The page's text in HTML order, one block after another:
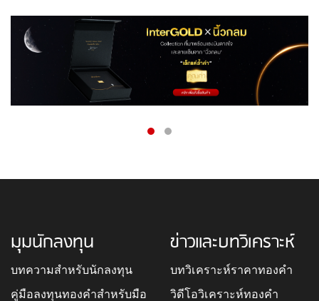
มุมนักลงทุน
บทความสำหรับนักลงทุน
คู่มือลงทุนทองคำสำหรับมือ
ข่าวและบทวิเคราะห์
บทวิเคราะห์ราคาทองคำ
วิดีโอวิเคราะห์ทองคำ